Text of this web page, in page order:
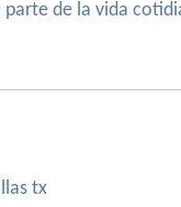
de la vida
tx